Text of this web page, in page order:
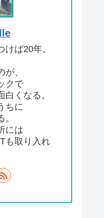
ば20年。
、
クで
くなる。
ちに
には
も取り入れ